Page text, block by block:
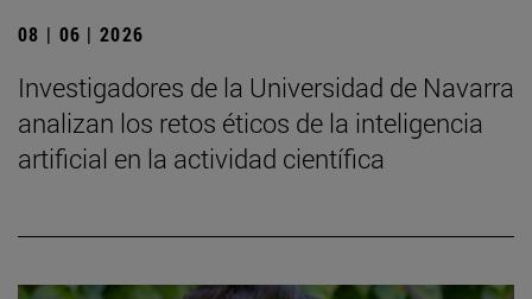
08 | 06 | 2026
Investigadores de la Universidad de Navarra
analizan los retos éticos de la inteligencia
artificial en la actividad científica